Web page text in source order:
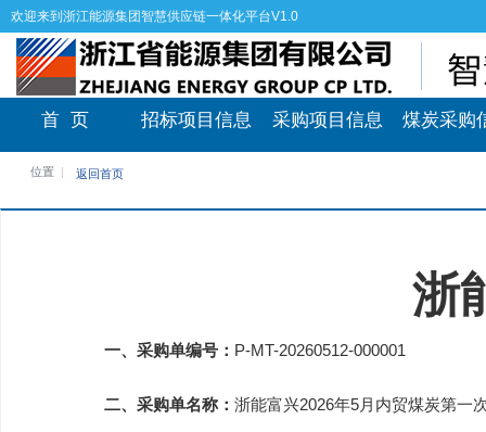
欢迎来到浙江能源集团智慧供应链一体化平台V1.0
首 页 招标项目信息 采购项目信息 煤炭采购
位置 返回首页
浙
一、采购单编号： P-MT-20260512-000001
二、采购单名称： 浙能富兴2026年5月内贸煤炭第一